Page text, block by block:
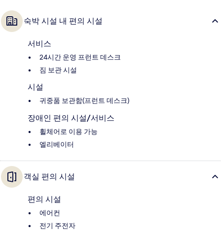
숙박 시설 내 편의 시설
서비스
24시간 운영 프런트 데스크
짐 보관 시설
시설
귀중품 보관함(프런트 데스크)
장애인 편의 시설/서비스
휠체어로 이용 가능
엘리베이터
객실 편의 시설
편의 시설
에어컨
전기 주전자